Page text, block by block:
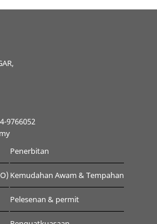
9766052
Penerbitan
Kemudahan Awam & Tempahan
Pelesenan & permit